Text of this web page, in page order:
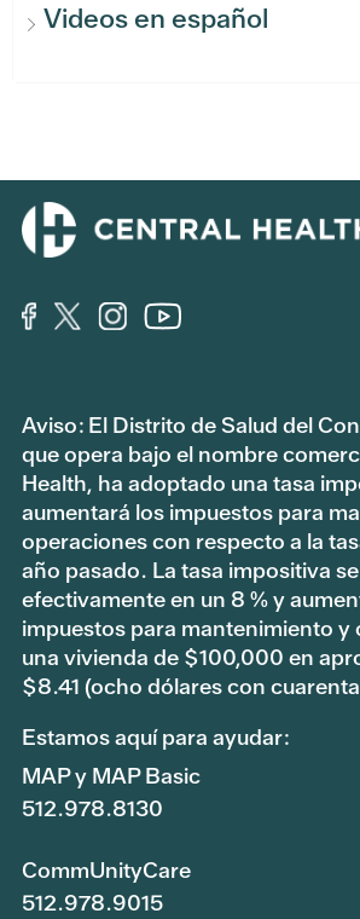
Videos en español
Aviso: El Distrito de Salud del
que opera bajo el nombre
Health, ha adoptado una tasa
aumentará los impuestos para
operaciones con respecto a la
año pasado. La tasa impositiva
efectivamente en un 8 % y
impuestos para mantenimiento y
una vivienda de $100,000 en
$8.41 (ocho dólares con
Estamos aquí para ayudar:
MAP y MAP Basic
512.978.8130
CommUnityCare
512.978.9015